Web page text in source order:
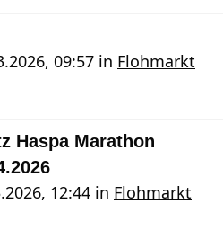
09:57 in Flohmarkt
Haspa Marathon
12:44 in Flohmarkt